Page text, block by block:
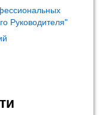
Руководителя"